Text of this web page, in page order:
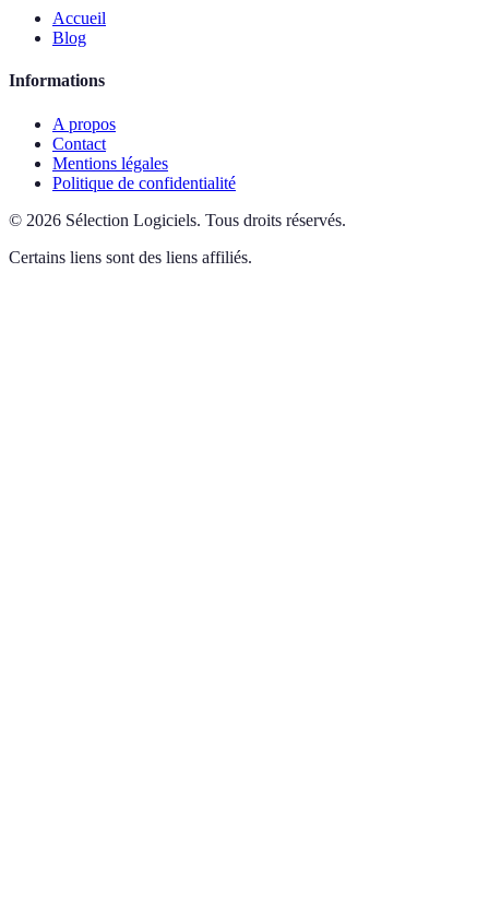
Accueil
Blog
Informations
A propos
Contact
Mentions légales
Politique de confidentialité
© 2026 Sélection Logiciels. Tous droits réservés.
Certains liens sont des liens affiliés.